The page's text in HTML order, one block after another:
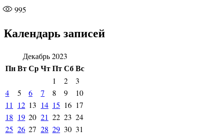
995
Календарь записей
Декабрь 2023
ПнВтСрЧтПтСбВс
1 2
3
4
5 6 7 8 9
10
11
12 13 14 15 16 17
18 19 20 21 22 23 24
25 26 27 28 29 30 31